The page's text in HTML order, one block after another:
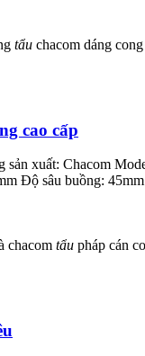
tẩu chacom dáng cong
cao cấp
xuất: Chacom
Độ sâu buồng:
chacom tẩu pháp cán